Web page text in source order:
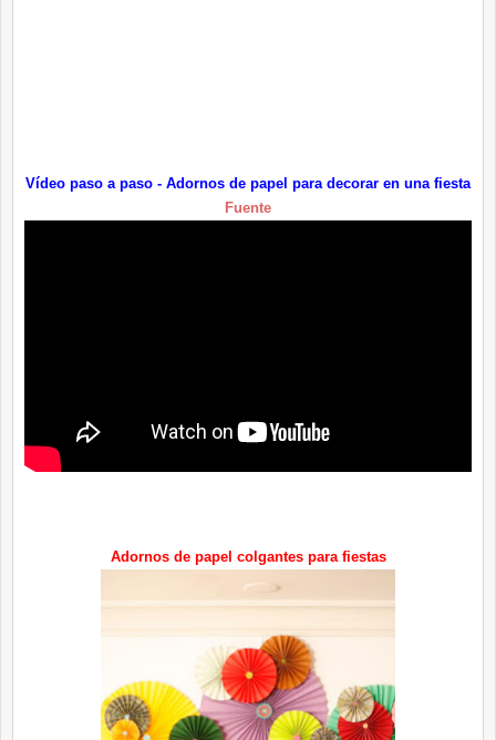
Vídeo paso a paso - Adornos de papel para decorar en una fiesta
Fuente
Adornos de papel colgantes para fiestas